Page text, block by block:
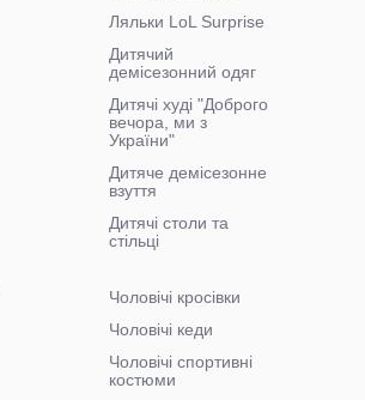
Ляльки LoL Surprise
Дитячий
демісезонний одяг
Дитячі худі "Доброго
вечора, ми з
України"
Дитяче демісезонне
взуття
Дитячі столи та
стільці
Чоловічі кросівки
Чоловічі кеди
Чоловічі спортивні
костюми